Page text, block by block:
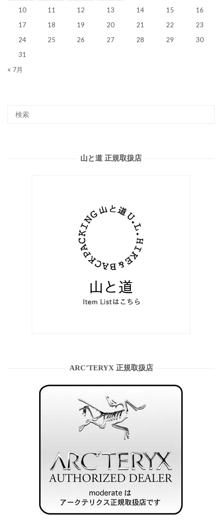
10
11 12 13 14 15
16
17
18 19 20 21 22
23
24
25 26 27 28 29
30
31
« 7月
山と道 正規取扱店
ARC’TERYX 正規取扱店